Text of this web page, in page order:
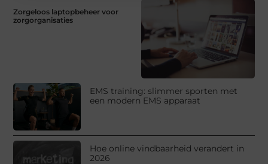
Zorgeloos laptopbeheer voor
zorgorganisaties
EMS training: slimmer sporten met
een modern EMS apparaat
Hoe online vindbaarheid verandert in
2026